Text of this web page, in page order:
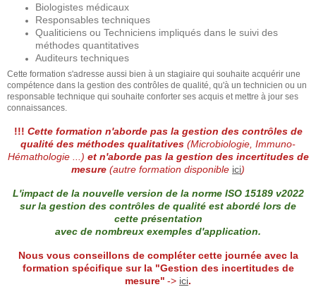
Biologistes médicaux
Responsables techniques
Qualiticiens ou Techniciens impliqués dans le suivi des
méthodes quantitatives
Auditeurs techniques
Cette formation s'adresse aussi bien à un stagiaire qui souhaite acquérir une
compétence dans la gestion des contrôles de qualité, qu'à un technicien ou un
responsable technique qui souhaite conforter ses acquis et mettre à jour ses
connaissances.
!!! Cette formation n'aborde pas la gestion des contrôles de
qualité des méthodes qualitatives (Microbiologie, Immuno-
Hémathologie ...) et n'aborde pas la gestion des incertitudes de
mesure (autre formation disponible ici)
L'impact de la nouvelle version de la norme ISO 15189 v2022
sur la gestion des contrôles de qualité est abordé lors de
cette présentation
avec de nombreux exemples d'application.
Nous vous conseillons de compléter cette journée avec la
formation spécifique sur la "Gestion des incertitudes de
mesure" -> ici.